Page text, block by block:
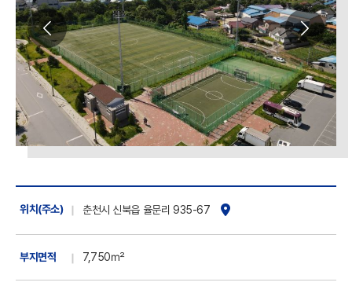
위치(주소) 춘천시 신북읍 율문리 935-67
부지면적 7,750㎡